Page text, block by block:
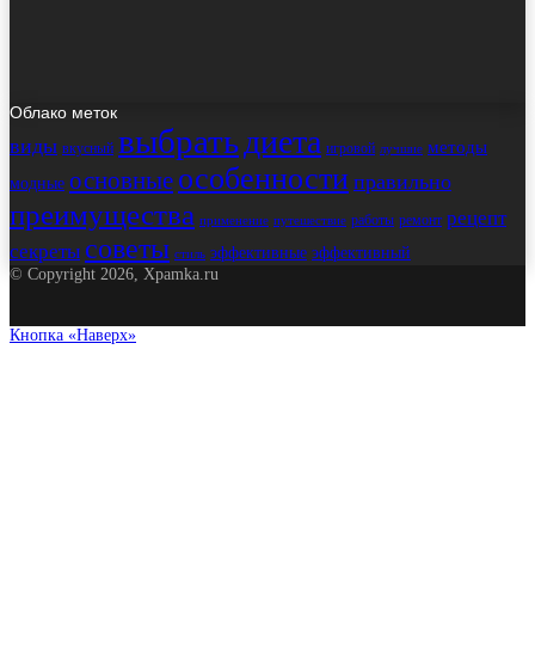
Облако меток
виды вкусный выбратьдиета игровой лучшие методы
модные основные особенности правильно
преимущества применение путешествие работы ремонт рецепт
секреты советы стиль эффективные эффективный
© Copyright 2026, Xpamka.ru
Кнопка «Наверх»